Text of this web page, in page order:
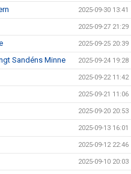
2025-09-30 13:41
2025-09-27 21:29
2025-09-25 20:39
Sandéns Minne 2025-09-24 19:28
2025-09-22 11:42
2025-09-21 11:06
2025-09-20 20:53
2025-09-13 16:01
2025-09-12 22:46
2025-09-10 20:03